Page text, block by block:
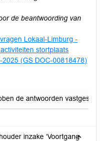
de beantwoording van
Lokaal-Limburg -
stortplaats
(GS DOC-00818478)
de antwoorden
inzake ‘Voortgang